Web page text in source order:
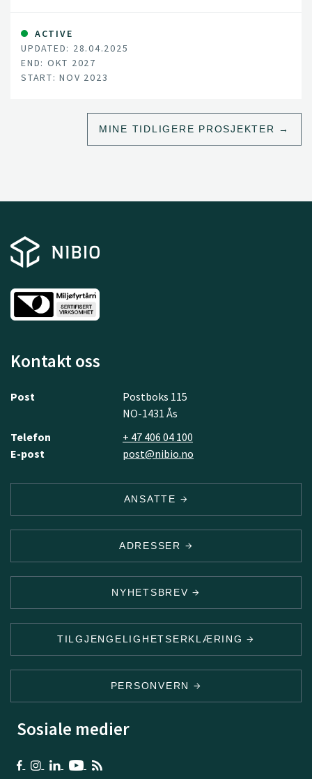
ACTIVE
UPDATED: 28.04.2025
END: OKT 2027
START: NOV 2023
MINE TIDLIGERE PROSJEKTER
Kontakt oss
Post
Postboks 115
NO-1431 Ås
Telefon
+ 47 406 04 100
E-post
post@nibio.no
ANSATTE
ADRESSER
NYHETSBREV
TILGJENGELIGHETSERKLÆRING
PERSONVERN
Sosiale medier